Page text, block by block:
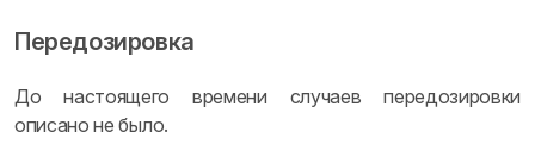
Передозировка
До настоящего времени случаев передозировки
описано не было.